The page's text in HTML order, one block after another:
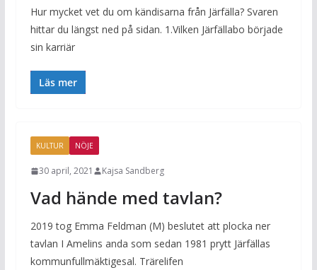
Hur mycket vet du om kändisarna från Järfälla? Svaren
hittar du längst ned på sidan. 1.Vilken Järfällabo började
sin karriär
Läs mer
KULTUR NÖJE
30 april, 2021 Kajsa Sandberg
Vad hände med tavlan?
2019 tog Emma Feldman (M) beslutet att plocka ner
tavlan I Amelins anda som sedan 1981 prytt Järfällas
kommunfullmäktigesal. Trärelifen